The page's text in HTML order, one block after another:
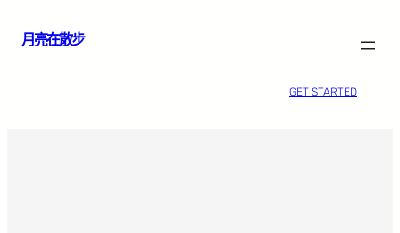
月亮在散步
GET STARTED